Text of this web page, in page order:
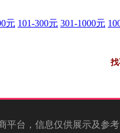
元 101-300元 301-1000元
平台，信息仅供展示及参